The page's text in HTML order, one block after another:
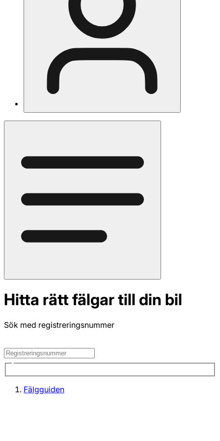
Hitta rätt fälgar till din bil
Sök med registreringsnummer
Fälgguiden